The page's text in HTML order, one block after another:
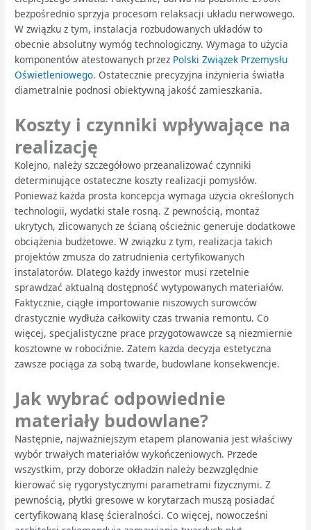
bezpośrednio sprzyja procesom relaksacji układu nerwowego.
W związku z tym, instalacja rozbudowanych układów to
obecnie absolutny wymóg technologiczny. Wymaga to użycia
komponentów atestowanych przez Polski Związek Przemysłu
Oświetleniowego. Ostatecznie precyzyjna inżynieria światła
diametralnie podnosi obiektywną jakość zamieszkania.
Koszty i czynniki wpływające na
realizację
Kolejno, należy szczegółowo przeanalizować czynniki
determinujące ostateczne koszty realizacji pomysłów.
Ponieważ każda prosta koncepcja wymaga użycia określonych
technologii, wydatki stale rosną. Z pewnością, montaż
ukrytych, zlicowanych ze ścianą ościeżnic generuje dodatkowe
obciążenia budżetowe. W związku z tym, realizacja takich
projektów zmusza do zatrudnienia certyfikowanych
instalatorów. Dlatego każdy inwestor musi rzetelnie
sprawdzać aktualną dostępność wytypowanych materiałów.
Faktycznie, ciągłe importowanie niszowych surowców
drastycznie wydłuża całkowity czas trwania remontu. Co
więcej, specjalistyczne prace przygotowawcze są niezmiernie
kosztowne w robociźnie. Zatem każda decyzja estetyczna
zawsze pociąga za sobą twarde, budowlane konsekwencje.
Jak wybrać odpowiednie
materiały budowlane?
Następnie, najważniejszym etapem planowania jest właściwy
wybór trwałych materiałów wykończeniowych. Przede
wszystkim, przy doborze okładzin należy bezwzględnie
kierować się rygorystycznymi parametrami fizycznymi. Z
pewnością, płytki gresowe w korytarzach muszą posiadać
certyfikowaną klasę ścieralności. Co więcej, nowocześni